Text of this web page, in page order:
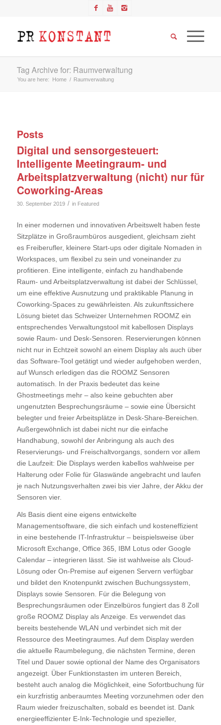
Tag Archive for: Raumverwaltung
You are here: Home / Raumverwaltung
Posts
Digital und sensorgesteuert:
Intelligente Meetingraum- und
Arbeitsplatzverwaltung (nicht) nur für
Coworking-Areas
30. September 2019 / in Featured
In einer modernen und innovativen Arbeitswelt haben feste
Sitzplätze in Großraumbüros ausgedient, gleichsam zieht
es Freiberufler, kleinere Start-ups oder digitale Nomaden in
Workspaces, um flexibel zu sein und voneinander zu
profitieren. Eine intelligente, einfach zu handhabende
Raum- und Arbeitsplatzverwaltung ist dabei der Schlüssel,
um eine effektive Ausnutzung und praktikable Planung in
Coworking-Spaces zu gewährleisten. Als zukunftssichere
Lösung bietet das Schweizer Unternehmen ROOMZ ein
entsprechendes Verwaltungstool mit kabellosen Displays
sowie Raum- und Desk-Sensoren. Reservierungen können
nicht nur in Echtzeit sowohl an einem Display als auch über
das Software-Tool getätigt und wieder aufgehoben werden,
auf Wunsch erledigen das die ROOMZ Sensoren
automatisch. In der Praxis bedeutet das keine
Ghostmeetings mehr – also keine gebuchten aber
ungenutzten Besprechungsräume – sowie eine Übersicht
belegter und freier Arbeitsplätze in Desk-Share-Bereichen.
Außergewöhnlich ist dabei nicht nur die einfache
Handhabung, sowohl der Anbringung als auch des
Reservierungs- und Freischaltvorgangs, sondern vor allem
die Laufzeit: Die Displays werden kabellos wahlweise per
Halterung oder Folie für Glaswände angebracht und laufen
je nach Nutzungsverhalten zwei bis vier Jahre, der Akku der
Sensoren vier.
Als Basis dient eine eigens entwickelte
Managementsoftware, die sich einfach und kosteneffizient
in eine bestehende IT-Infrastruktur – beispielsweise über
Microsoft Exchange, Office 365, IBM Lotus oder Google
Calendar – integrieren lässt. Sie ist wahlweise als Cloud-
Lösung oder On-Premise auf eigenen Servern verfügbar
und bildet den Knotenpunkt zwischen Buchungssystem,
Displays sowie Sensoren. Für die Belegung von
Besprechungsräumen oder Einzelbüros fungiert das 8 Zoll
große ROOMZ Display als Anzeige. Es verwendet das
bereits bestehende WLAN und verbindet sich mit der
Ressource des Meetingraumes. Auf dem Display werden
die aktuelle Raumbelegung, die nächsten Termine, deren
Titel und Dauer sowie optional der Name des Organisators
angezeigt. Über Funktionstasten im unteren Bereich,
besteht auch analog die Möglichkeit, eine Sofortbuchung für
ein kurzfristig anberaumtes Meeting vorzunehmen oder den
Raum wieder freizuschalten, sobald es beendet ist. Dank
energieeffizienter E-Ink-Technologie und spezieller,